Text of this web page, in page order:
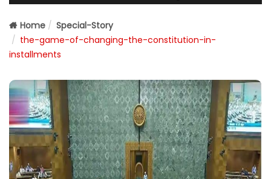
Home
Special-Story
the-game-of-changing-the-constitution-in-
installments